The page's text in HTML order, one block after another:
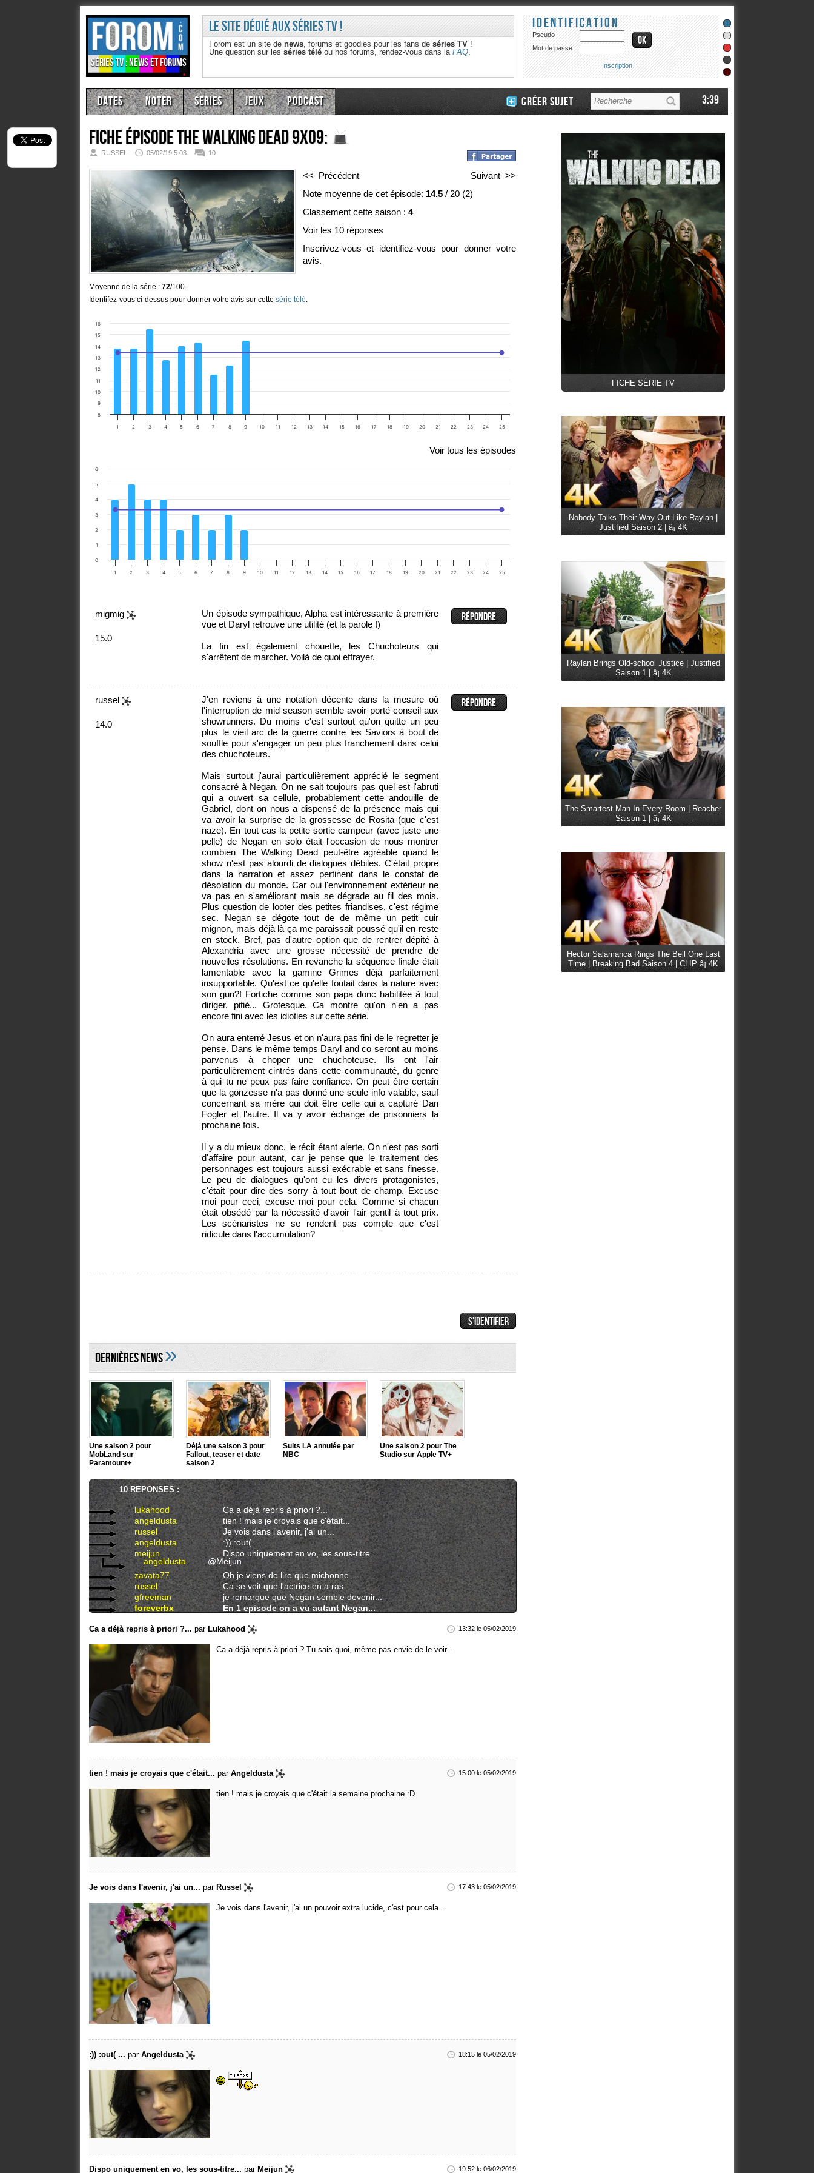
Séries TV : news et forums
Le site dédié aux séries TV !
Forom est un site de news, forums et goodies pour les fans de séries TV!
Une question sur les séries téléou nos forums, rendez-vous dans la FAQ.
Identification
Pseudo
Mot de passe
Inscription
Dates Noter Series Jeux Podcast Créer sujet 3:39
Fiche épisodeThe Walking Dead 9x09:
RUSSEL 05/02/19 5:03 10
<< Précédent
Suivant >>
Note moyenne de cet épisode: 14.5/ 20(2)
Classement cette saison : 4
Voir les 10 réponses
Inscrivez-vous et identifiez-vous pour donner votre
avis.
Moyenne de la série : 72/100.
Identifez-vous ci-dessus pour donner votre avis sur cette série télé
1 2 3 4 5 6 7 8 9 10 11 12 13 14 15 16 17 18 19 20 21 22 23 24 25
8
9
10
11
12
13
14
15
16
Voir tous les épisodes
1 2 3 4 5 6 7 8 9 10 11 12 13 14 15 16 17 18 19 20 21 22 23 24 25
0
1
2
3
4
5
6
migmig
15.0
Un épisode sympathique, Alpha est intéressante à première
vue et Daryl retrouve une utilité (et la parole !)
La fin est également chouette, les Chuchoteurs qui
s'arrêtent de marcher. Voilà de quoi effrayer.
russel
14.0
J'en reviens à une notation décente dans la mesure où
l'interruption de mid season semble avoir porté conseil aux
showrunners. Du moins c'est surtout qu'on quitte un peu
plus le vieil arc de la guerre contre les Saviors à bout de
souffle pour s'engager un peu plus franchement dans celui
des chuchoteurs.
Mais surtout j'aurai particulièrement apprécié le segment
consacré à Negan. On ne sait toujours pas quel est l'abruti
qui a ouvert sa cellule, probablement cette andouille de
Gabriel, dont on nous a dispensé de la présence mais qui
va avoir la surprise de la grossesse de Rosita (que c'est
naze). En tout cas la petite sortie campeur (avec juste une
pelle) de Negan en solo était l'occasion de nous montrer
combien The Walking Dead peut-être agréable quand le
show n'est pas alourdi de dialogues débiles. C'était propre
dans la narration et assez pertinent dans le constat de
désolation du monde. Car oui l'environnement extérieur ne
va pas en s'améliorant mais se dégrade au fil des mois.
Plus question de looter des petites friandises, c'est régime
sec. Negan se dégote tout de de même un petit cuir
mignon, mais déjà là ça me paraissait poussé qu'il en reste
en stock. Bref, pas d'autre option que de rentrer dépité à
Alexandria avec une grosse nécessité de prendre de
nouvelles résolutions. En revanche la séquence finale était
lamentable avec la gamine Grimes déjà parfaitement
insupportable. Qu'est ce qu'elle foutait dans la nature avec
son gun?! Fortiche comme son papa donc habilitée à tout
diriger, pitié... Grotesque. Ca montre qu'on n'en a pas
encore fini avec les idioties sur cette série.
On aura enterré Jesus et on n'aura pas fini de le regretter je
pense. Dans le même temps Daryl and co seront au moins
parvenus à choper une chuchoteuse. Ils ont l'air
particulièrement cintrés dans cette communauté, du genre
à qui tu ne peux pas faire confiance. On peut être certain
que la gonzesse n'a pas donné une seule info valable, sauf
concernant sa mère qui doit être celle qui a capturé Dan
Fogler et l'autre. Il va y avoir échange de prisonniers la
prochaine fois.
Il y a du mieux donc, le récit étant alerte. On n'est pas sorti
d'affaire pour autant, car je pense que le traitement des
personnages est toujours aussi exécrable et sans finesse.
Le peu de dialogues qu'ont eu les divers protagonistes,
c'était pour dire des sorry à tout bout de champ. Excuse
moi pour ceci, excuse moi pour cela. Comme si chacun
était obsédé par la nécessité d'avoir l'air gentil à tout prix.
Les scénaristes ne se rendent pas compte que c'est
ridicule dans l'accumulation?
DERNIÈRES NEWS»
Une saison 2 pour
MobLand sur
Paramount+
Déjà une saison 3 pour
Fallout, teaser et date
saison 2
Suits LA annulée par
NBC
Une saison 2 pour The
Studio sur Apple TV+
10 REPONSES :
lukahood
Ca a déjà repris à priori ?...
angeldusta
tien ! mais je croyais que c'était...
russel
Je vois dans l'avenir, j'ai un...
angeldusta
:)) :out( ...
meijun
Dispo uniquement en vo, les sous-titre...
angeldusta
@Meijun
zavata77
Oh je viens de lire que michonne...
russel
Ca se voit que l'actrice en a ras...
gfreeman
je remarque que Negan semble devenir...
foreverbx
En 1 episode on a vu autant Negan...
Ca a déjà repris à priori ?... par Lukahood 13:32 le 05/02/2019
Ca a déjà repris à priori ? Tu sais quoi, même pas envie de le voir....
tien ! mais je croyais que c'était... par Angeldusta 15:00 le 05/02/2019
tien ! mais je croyais que c'était la semaine prochaine :D
Je vois dans l'avenir, j'ai un... par Russel 17:43 le 05/02/2019
Je vois dans l'avenir, j'ai un pouvoir extra lucide, c'est pour cela...
:)) :out( ... par Angeldusta 18:15 le 05/02/2019
Dispo uniquement en vo, les sous-titre... par Meijun 19:52 le 06/02/2019
FICHE SÉRIE TV
Nobody Talks Their Way Out Like Raylan |
Justified Saison 2 | â¡ 4K
Raylan Brings Old-school Justice | Justified
Saison 1 | â¡ 4K
The Smartest Man In Every Room | Reacher
Saison 1 | â¡ 4K
Hector Salamanca Rings The Bell One Last
Time | Breaking Bad Saison 4 | CLIP â¡ 4K